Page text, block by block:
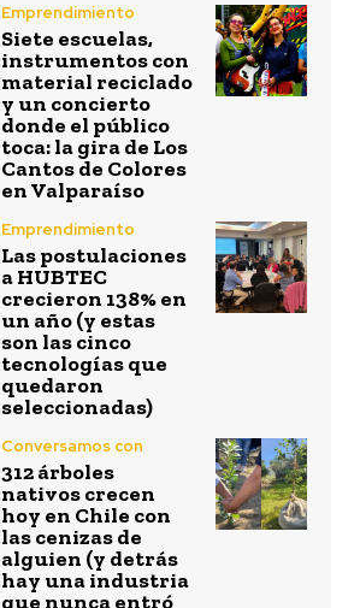
Emprendimiento
Siete escuelas,
instrumentos con
material reciclado
y un concierto
donde el público
toca: la gira de Los
Cantos de Colores
en Valparaíso
Emprendimiento
Las postulaciones
a HUBTEC
crecieron 138% en
un año (y estas
son las cinco
tecnologías que
quedaron
seleccionadas)
Conversamos con
312 árboles
nativos crecen
hoy en Chile con
las cenizas de
alguien (y detrás
hay una industria
que nunca entró